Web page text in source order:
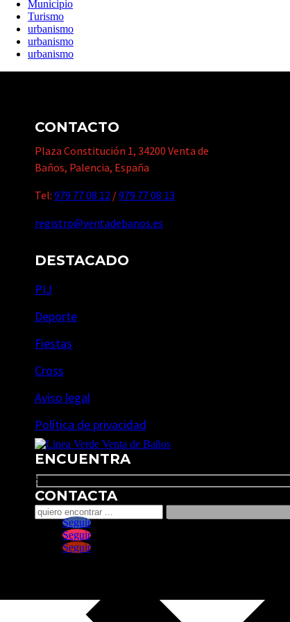
Municipio
Turismo
urbanismo
urbanismo
urbanismo
CONTACTO
Plaza Constitución 1, 34200 Venta de
Baños, Palencia, España
Tel: 979 77 08 12 /979 77 08 13
registro@ventadebanos.es
DESTACADO
PIJ
Deporte
Fiestas
Cross
Aviso legal
Política de privacidad
ENCUENTRA
Search
CONTACTA
Seguir
Seguir
Seguir